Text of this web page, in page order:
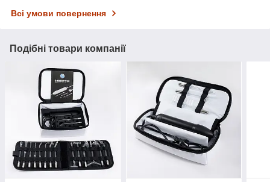
Всі умови повернення
Подібні товари компанії